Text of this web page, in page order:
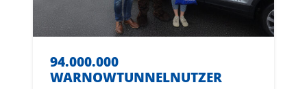
94.000.000
WARNOWTUNNELNUTZER